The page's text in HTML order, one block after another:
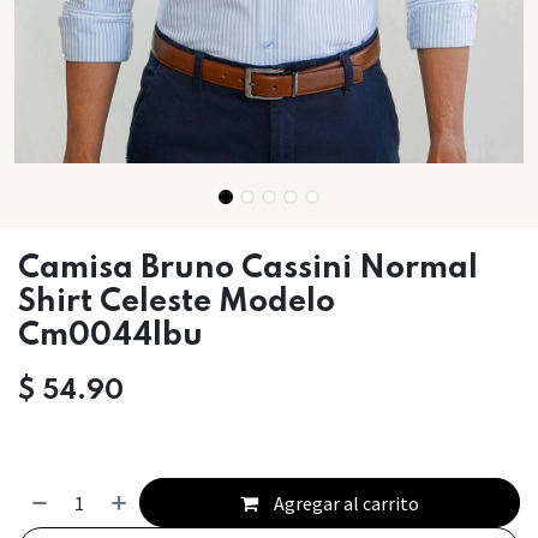
Camisa Bruno Cassini Normal
Shirt Celeste Modelo
Cm0044lbu
$ 54.90
Agregar al carrito